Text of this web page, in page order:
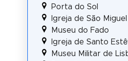
Porta do Sol
Igreja de São Miguel
Museu do Fado
Igreja de Santo
Museu Militar de